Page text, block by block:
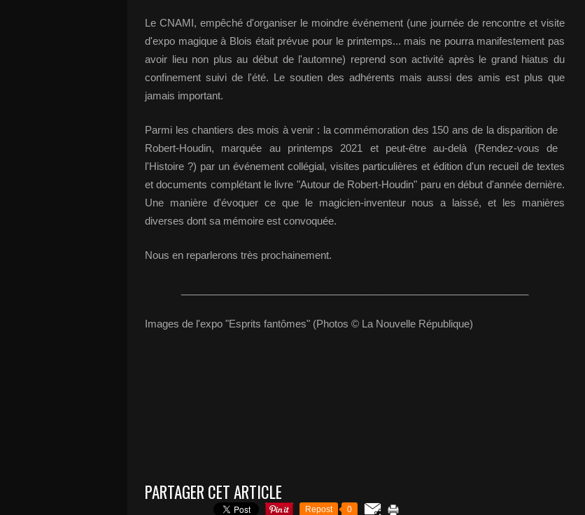
Le CNAMI, empêché d'organiser le moindre événement (une journée de rencontre et visite
d'expo magique à Blois était prévue pour le printemps... mais ne pourra manifestement pas
avoir lieu non plus au début de l'automne) reprend son activité après le grand hiatus du
confinement suivi de l'été. Le soutien des adhérents mais aussi des amis est plus que
jamais important.
Parmi les chantiers des mois à venir : la commémoration des 150 ans de la disparition de
Robert-Houdin, marquée au printemps 2021 et peut-être au-delà (Rendez-vous de
l'Histoire ?) par un événement collégial, visites particulières et édition d'un recueil de textes
et documents complétant le livre "Autour de Robert-Houdin" paru en début d'année dernière.
Une manière d'évoquer ce que le magicien-inventeur nous a laissé, et les manières
diverses dont sa mémoire est convoquée.
Nous en reparlerons très prochainement.
Images de l'expo "Esprits fantômes" (Photos © La Nouvelle République)
PARTAGER CET ARTICLE
Repost 0